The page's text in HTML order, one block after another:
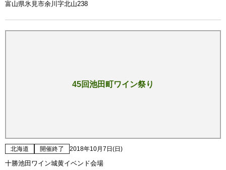
富山県氷見市余川字北山238
45回池田町ワイン祭り
北海道 開催終了 2018年10月7日(日)
十勝池田ワイン城黄イベンド会場